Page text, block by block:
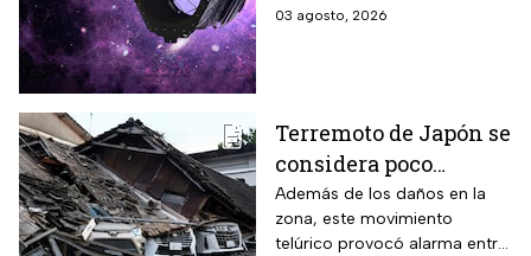
misterios más grandes del
03 agosto, 2026
Terremoto de Japón se
considera poco
común; así lo
explican los expertos
Además de los daños en la
zona, este movimiento
telúrico provocó alarma entre